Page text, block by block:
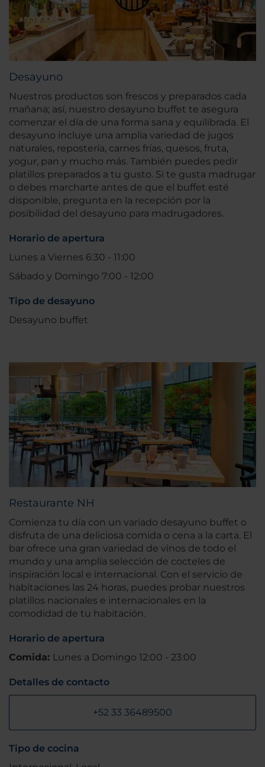
Desayuno
Nuestros productos son frescos y preparados cada
mañana; así, nuestro desayuno buffet te asegura
comenzar el día de una forma sana y equilibrada. El
desayuno incluye una amplia variedad de jugos
naturales, repostería, carnes frías, quesos, fruta,
yogur, pan y mucho más. También puedes pedir
platillos preparados a tu gusto. Si te gusta madrugar
o debes marcharte antes de que el buffet esté
disponible, pregunta en la recepción por la
posibilidad del desayuno para madrugadores.
Horario de apertura
Lunes a Viernes 6:30 - 11:00
Sábado y Domingo 7:00 - 12:00
Tipo de desayuno
Desayuno buffet
Restaurante NH
Comienza tu día con un variado desayuno buffet o
disfruta de una deliciosa comida o cena a la carta. El
bar ofrece una gran variedad de vinos de todo el
mundo y una amplia selección de cocteles de
inspiración local e internacional. Con el servicio de
habitaciones las 24 horas, puedes probar nuestros
platillos nacionales e internacionales en la
comodidad de tu habitación.
Horario de apertura
Comida: Lunes a Domingo 12:00 - 23:00
Detalles de contacto
+52 33 36489500
Tipo de cocina